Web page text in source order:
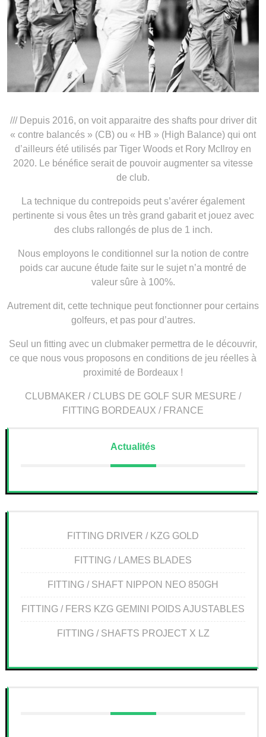
/// Depuis 2016, on voit apparaitre des shafts pour driver dit
« contre balancés » (CB) ou « HB » (High Balance) qui ont
d’ailleurs été utilisés par Tiger Woods et Rory McIlroy en
2020. Le bénéfice serait de pouvoir augmenter sa vitesse
de club.
La technique du contrepoids peut s’avérer également
pertinente si vous êtes un très grand gabarit et jouez avec
des clubs rallongés de plus de 1 inch.
Nous employons le conditionnel sur la notion de contre
poids car aucune étude faite sur le sujet n’a montré de
valeur sûre à 100%.
Autrement dit, cette technique peut fonctionner pour certains
golfeurs, et pas pour d’autres.
Seul un fitting avec un clubmaker permettra de le découvrir,
ce que nous vous proposons en conditions de jeu réelles à
proximité de Bordeaux !
CLUBMAKER / CLUBS DE GOLF SUR MESURE /
FITTING BORDEAUX / FRANCE
Actualités
FITTING DRIVER / KZG GOLD
FITTING / LAMES BLADES
FITTING / SHAFT NIPPON NEO 850GH
FITTING / FERS KZG GEMINI POIDS AJUSTABLES
FITTING / SHAFTS PROJECT X LZ